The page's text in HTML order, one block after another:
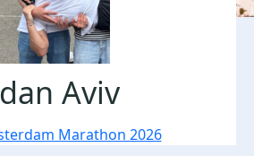
Aviv
Marathon 2026